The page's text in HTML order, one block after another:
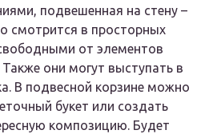
подвешенная на стену –
смотрится в просторных
от элементов
они могут выступать в
В подвесной корзине можно
букет или создать
композицию. Будет